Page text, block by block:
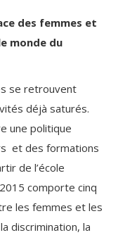
des femmes et
monde du
se retrouvent
déjà saturés.
une politique
et des formations
de l’école
comporte cinq
les femmes et les
discrimination, la